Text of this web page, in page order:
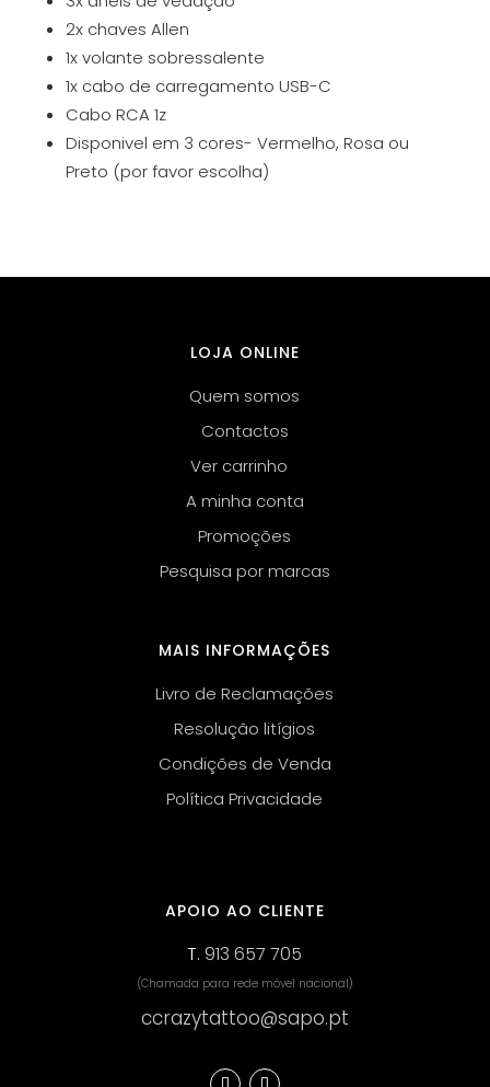
2x chaves Allen
1x volante sobressalente
1x cabo de carregamento USB-C
Cabo RCA 1z
Disponivel em 3 cores- Vermelho, Rosa ou
Preto (por favor escolha)
LOJA ONLINE
Quem somos
Contactos
Ver carrinho
A minha conta
Promoções
Pesquisa por marcas
MAIS INFORMAÇÕES
Livro de Reclamações
Resolução litígios
Condições de Venda
Política Privacidade
APOIO AO CLIENTE
T.913 657 705
(Chamada para rede móvel nacional)
ccrazytattoo@sapo.pt